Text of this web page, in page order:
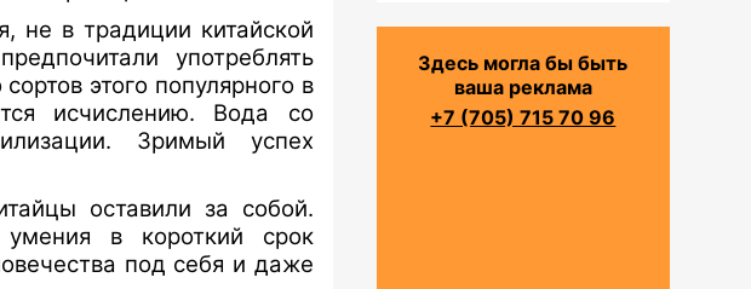
не в традиции китайской
употреблять
этого популярного в
исчислению. Вода со
Зримый успех
оставили за собой.
в короткий срок
под себя и даже
Здесь могла бы быть
ваша реклама
+7 (705) 715 70 96